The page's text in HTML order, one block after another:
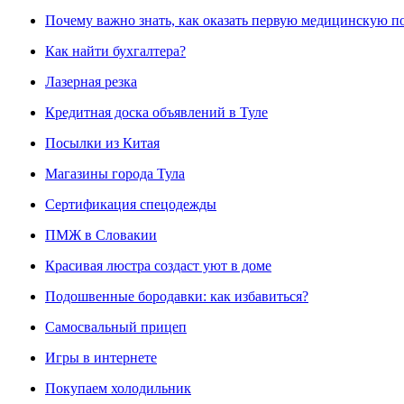
Почему важно знать, как оказать первую медицинскую
Как найти бухгалтера?
Лазерная резка
Кредитная доска объявлений в Туле
Посылки из Китая
Магазины города Тула
Сертификация спецодежды
ПМЖ в Словакии
Красивая люстра создаст уют в доме
Подошвенные бородавки: как избавиться?
Самосвальный прицеп
Игры в интернете
Покупаем холодильник